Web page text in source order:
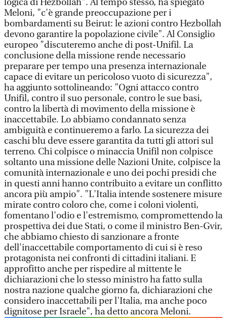
logica di Hezbollah". Al tempo stesso, ha spiegato
Meloni, "c'è grande preoccupazione per i
bombardamenti su Beirut: le azioni contro Hezbollah
devono garantire la popolazione civile". Al Consiglio
europeo "discuteremo anche di post-Unifil. La
conclusione della missione rende necessario
preparare per tempo una presenza internazionale
capace di evitare un pericoloso vuoto di sicurezza",
ha aggiunto sottolineando: "Ogni attacco contro
Unifil, contro il suo personale, contro le sue basi,
contro la libertà di movimento della missione è
inaccettabile. Lo abbiamo condannato senza
ambiguità e continueremo a farlo. La sicurezza dei
caschi blu deve essere garantita da tutti gli attori sul
terreno. Chi colpisce o minaccia Unifil non colpisce
soltanto una missione delle Nazioni Unite, colpisce la
comunità internazionale e uno dei pochi presidi che
in questi anni hanno contribuito a evitare un conflitto
ancora più ampio". "L'Italia intende sostenere misure
mirate contro coloro che, come i coloni violenti,
fomentano l'odio e l'estremismo, compromettendo la
prospettiva dei due Stati, o come il ministro Ben-Gvir,
che abbiamo chiesto di sanzionare a fronte
dell'inaccettabile comportamento di cui si è reso
protagonista nei confronti di cittadini italiani. E
approfitto anche per rispedire al mittente le
dichiarazioni che lo stesso ministro ha fatto sulla
nostra nazione qualche giorno fa, dichiarazioni che
considero inaccettabili per l'Italia, ma anche poco
dignitose per Israele", ha detto ancora Meloni.